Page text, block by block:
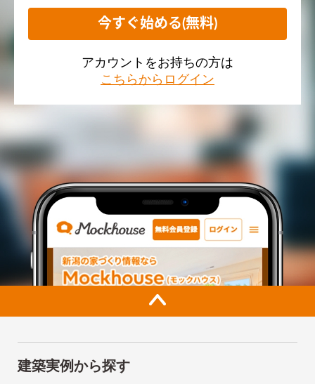
今すぐ始める(無料)
アカウントをお持ちの方は
こちらからログイン
建築実例から探す